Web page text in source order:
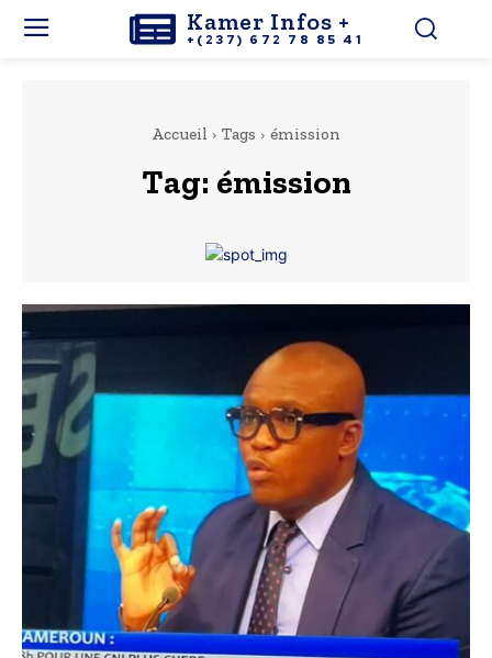
Kamer Infos +
+(237) 672 78 85 41
Accueil Tags émission
Tag: émission